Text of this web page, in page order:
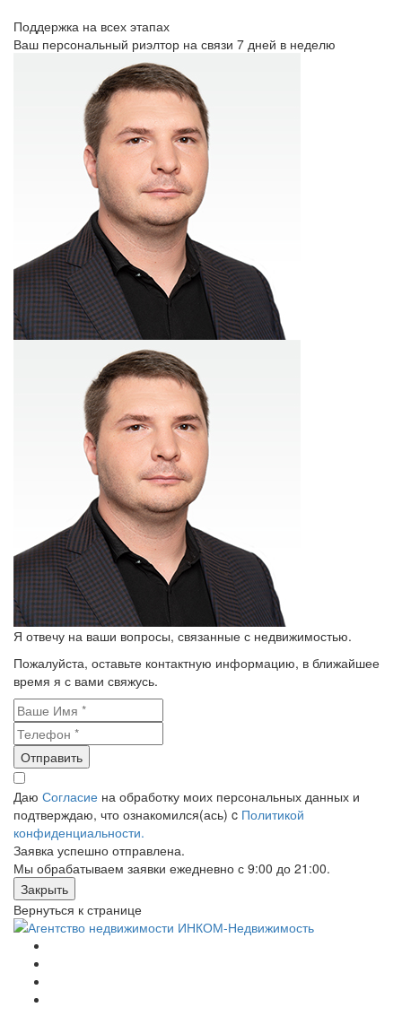
Поддержка на всех этапах
Ваш персональный риэлтор на связи 7 дней в неделю
Я отвечу на ваши вопросы, связанные с недвижимостью.
Пожалуйста, оставьте контактную информацию, в ближайшее
время я с вами свяжусь.
Отправить
Даю Согласие на обработку моих персональных данных и
подтверждаю, что ознакомился(ась) c Политикой
конфиденциальности.
Заявка успешно отправлена.
Мы обрабатываем заявки ежедневно с 9:00 до 21:00.
Закрыть
Вернуться к странице